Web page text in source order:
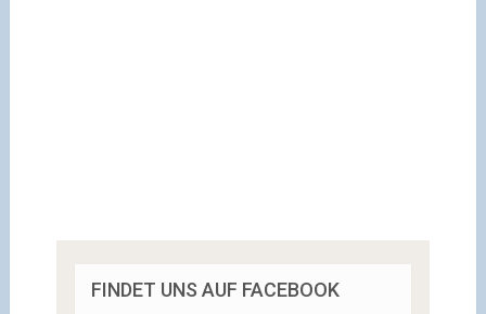
FINDET UNS AUF FACEBOOK